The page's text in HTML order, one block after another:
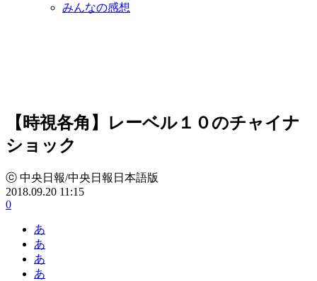
みんなの感想
【時視各角】レーベル１０のチャイナ
ショック
ⓒ 中央日報/中央日報日本語版
2018.09.20 11:15
0
あ
あ
あ
あ